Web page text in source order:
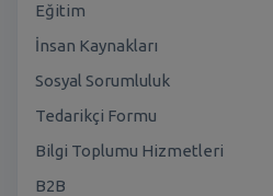
Eğitim
İnsan Kaynakları
Sosyal Sorumluluk
Tedarikçi Formu
Bilgi Toplumu Hizmetleri
B2B